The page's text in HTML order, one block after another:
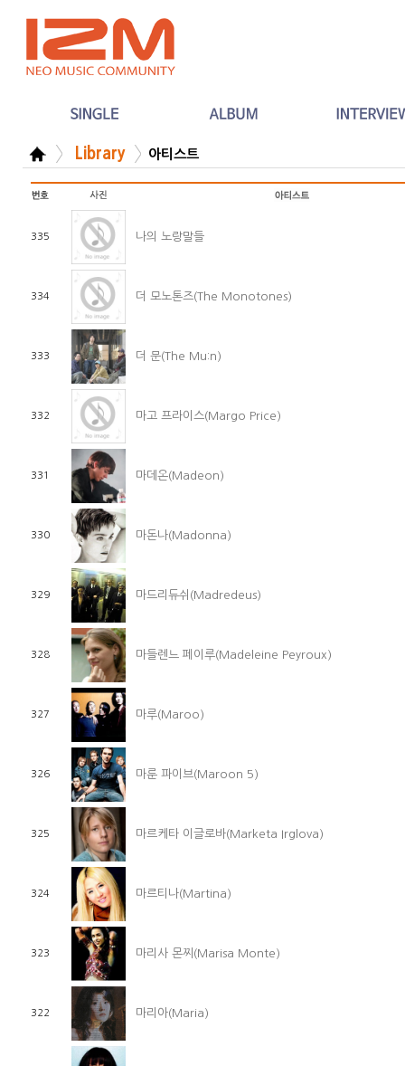
Library 아티스트
335 나의 노랑말들
334 더 모노톤즈(The Monotones)
333 더 문(The Mu:n)
332 마고 프라이스(Margo Price)
331 마데온(Madeon)
330 마돈나(Madonna)
329 마드리듀쉬(Madredeus)
328 마들렌느 페이루(Madeleine Peyroux)
327 마루(Maroo)
326 마룬 파이브(Maroon 5)
325 마르케타 이글로바(Marketa Irglova)
324 마르티나(Martina)
323 마리사 몬찌(Marisa Monte)
322 마리아(Maria)